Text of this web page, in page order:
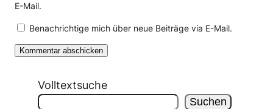
E-Mail.
Benachrichtige mich über neue Beiträge via E-Mail.
Volltextsuche
Suchen